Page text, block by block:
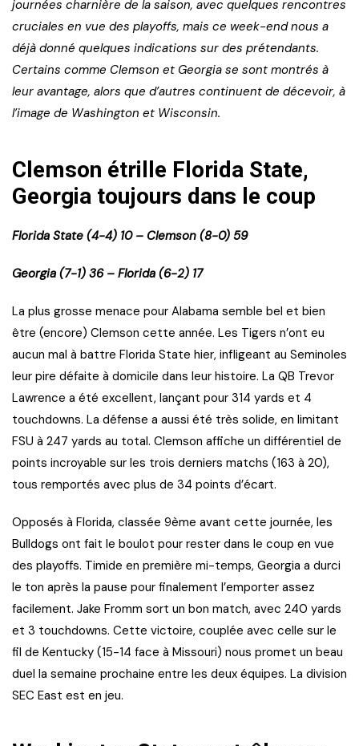
journées charnière de la saison, avec quelques rencontres
cruciales en vue des playoffs, mais ce week-end nous a
déjà donné quelques indications sur des prétendants.
Certains comme Clemson et Georgia se sont montrés à
leur avantage, alors que d’autres continuent de décevoir, à
l’image de Washington et Wisconsin.
Clemson étrille Florida State,
Georgia toujours dans le coup
Florida State (4-4) 10 – Clemson (8-0) 59
Georgia (7-1) 36 – Florida (6-2) 17
La plus grosse menace pour Alabama semble bel et bien
être (encore) Clemson cette année. Les Tigers n’ont eu
aucun mal à battre Florida State hier, infligeant au Seminoles
leur pire défaite à domicile dans leur histoire. La QB Trevor
Lawrence a été excellent, lançant pour 314 yards et 4
touchdowns. La défense a aussi été très solide, en limitant
FSU à 247 yards au total. Clemson affiche un différentiel de
points incroyable sur les trois derniers matchs (163 à 20),
tous remportés avec plus de 34 points d’écart.
Opposés à Florida, classée 9ème avant cette journée, les
Bulldogs ont fait le boulot pour rester dans le coup en vue
des playoffs. Timide en première mi-temps, Georgia a durci
le ton après la pause pour finalement l’emporter assez
facilement. Jake Fromm sort un bon match, avec 240 yards
et 3 touchdowns. Cette victoire, couplée avec celle sur le
fil de Kentucky (15-14 face à Missouri) nous promet un beau
duel la semaine prochaine entre les deux équipes. La division
SEC East est en jeu.